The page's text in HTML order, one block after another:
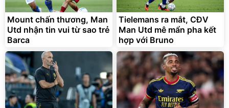
Mount chấn thương, Man
Utd nhận tin vui từ sao trẻ
Barca
Tielemans ra mắt, CĐV
Man Utd mê mẩn pha kết
hợp với Bruno